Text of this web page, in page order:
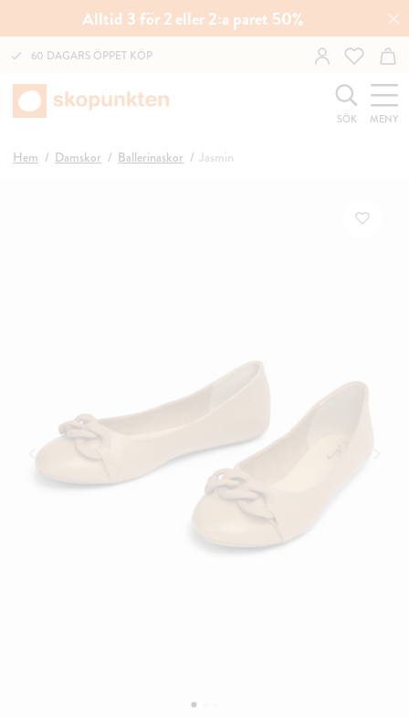
Alltid 3 för 2 eller 2:a paret 50%
60 DAGARS ÖPPET KÖP
SÖK MENY
Hem Damskor Ballerinaskor Jasmin